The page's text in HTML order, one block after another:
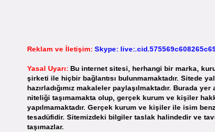
Reklam ve İletişim: Skype:
Yasal Uyarı: Bu internet sitesi, herhangi bir marka,
şirketi ile hiçbir bağlantısı bulunmamaktadır. Sitede
hazırladığımız makaleler paylaşılmaktadır. Burada
niteliği taşımamakta olup, gerçek kurum ve kişiler
yapılmamaktadır. Gerçek kurum ve kişiler ile isim
tesadüfidir. Sitemizdeki bilgiler taslak halindedir ve
taşımazlar.